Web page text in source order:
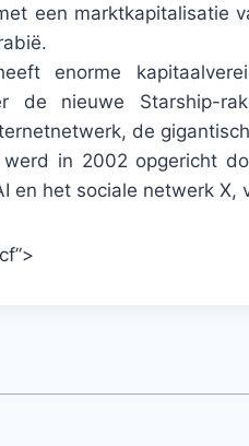
een marktkapitalisatie
enorme
de nieuwe Starship-
de
werd in 2002 opgericht
en het sociale netwerk X,